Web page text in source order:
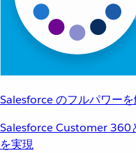
Salesforce のフルパワー
Salesforce Customer 360
を実現